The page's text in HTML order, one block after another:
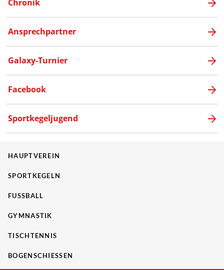
Chronik
Ansprechpartner
Galaxy-Turnier
Facebook
Sportkegeljugend
HAUPTVEREIN
SPORTKEGELN
FUSSBALL
GYMNASTIK
TISCHTENNIS
BOGENSCHIESSEN